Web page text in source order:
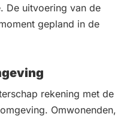
De uitvoering van de
gepland in de
rekening met de
Omwonenden,